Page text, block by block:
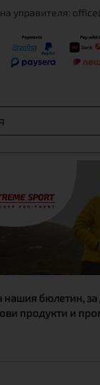
нашия бюлетин, за
продукти и
управителя:
BG131452613,
купел, ул.692,
Дондуков 42,